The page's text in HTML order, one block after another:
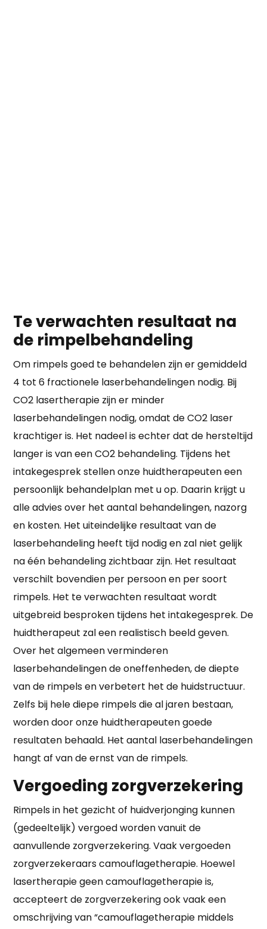
Te verwachten resultaat na
de rimpelbehandeling
Om rimpels goed te behandelen zijn er gemiddeld
4 tot 6 fractionele laserbehandelingen nodig. Bij
CO2 lasertherapie zijn er minder
laserbehandelingen nodig, omdat de CO2 laser
krachtiger is. Het nadeel is echter dat de hersteltijd
langer is van een CO2 behandeling. Tijdens het
intakegesprek stellen onze huidtherapeuten een
persoonlijk behandelplan met u op. Daarin krijgt u
alle advies over het aantal behandelingen, nazorg
en kosten. Het uiteindelijke resultaat van de
laserbehandeling heeft tijd nodig en zal niet gelijk
na één behandeling zichtbaar zijn. Het resultaat
verschilt bovendien per persoon en per soort
rimpels. Het te verwachten resultaat wordt
uitgebreid besproken tijdens het intakegesprek. De
huidtherapeut zal een realistisch beeld geven.
Over het algemeen verminderen
laserbehandelingen de oneffenheden, de diepte
van de rimpels en verbetert het de huidstructuur.
Zelfs bij hele diepe rimpels die al jaren bestaan,
worden door onze huidtherapeuten goede
resultaten behaald. Het aantal laserbehandelingen
hangt af van de ernst van de rimpels.
Vergoeding zorgverzekering
Rimpels in het gezicht of huidverjonging kunnen
(gedeeltelijk) vergoed worden vanuit de
aanvullende zorgverzekering. Vaak vergoeden
zorgverzekeraars camouflagetherapie. Hoewel
lasertherapie geen camouflagetherapie is,
accepteert de zorgverzekering ook vaak een
omschrijving van “camouflagetherapie middels